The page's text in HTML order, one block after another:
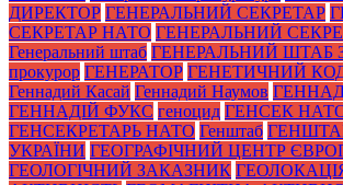
ДИРЕКТОР ГЕНЕРАЛЬНИЙ СЕКРЕТАР
СЕКРЕТАР НАТО ГЕНЕРАЛЬНИЙ
Генеральний штаб ГЕНЕРАЛЬНИЙ ШТАБ
прокурор ГЕНЕРАТОР ГЕНЕТИЧНИЙ
Геннадий Касай Геннадий Наумов
ГЕННАДІЙ ФУКС геноцид ГЕНСЕК
ГЕНСЕКРЕТАРЬ НАТО Генштаб
УКРАЇНИ ГЕОГРАФІЧНИЙ ЦЕНТР
ГЕОЛОГІЧНИЙ ЗАКАЗНИК